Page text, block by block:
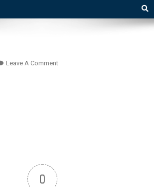
Leave A Comment
0